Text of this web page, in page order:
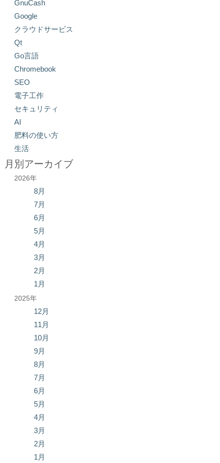
GnuCash
Google
クラウドサービス
Qt
Go言語
Chromebook
SEO
電子工作
セキュリティ
AI
肥料の使い方
生活
月別アーカイブ
2026年
8月
7月
6月
5月
4月
3月
2月
1月
2025年
12月
11月
10月
9月
8月
7月
6月
5月
4月
3月
2月
1月